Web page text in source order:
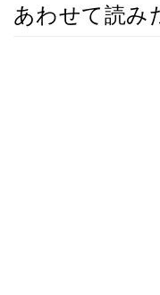
あわせて読み